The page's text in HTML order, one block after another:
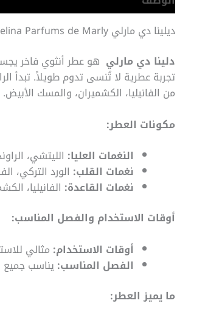
ديلينا دي مارلي Delina Parfums de Marly
دلينا دي مارلي هو عطر أنثوي فاخر
تجربة عطرية لا تُنسى تدوم طويلاً. تبدأ
من الفانيليا، الكشميران، والمسك الأبيض.
مكونات العطر:
النغمات العليا: الليتشي،
نغمات القلب: الورد التركي،
نغمات القاعدة: الفانيليا،
أوقات الاستخدام والفصل المناسب:
أوقات الاستخدام: مثالي
الفصل المناسب: يناسب جميع
ما يميز العطر: